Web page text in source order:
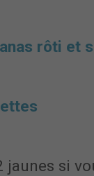
rôti et
jaunes si